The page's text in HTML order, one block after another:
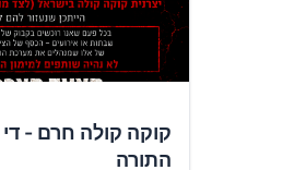
קוקה קולה חרם - די
התורה